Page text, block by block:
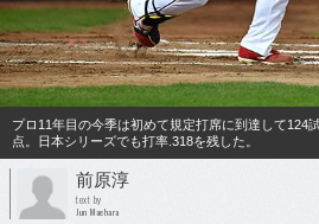
プロ11年目の今季は初めて規定打席に到達して124
点。日本シリーズでも打率.318を残した。
前原淳
text by
Jun Maehara